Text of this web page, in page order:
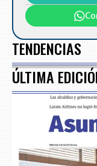
TENDENCIAS
ÚLTIMA